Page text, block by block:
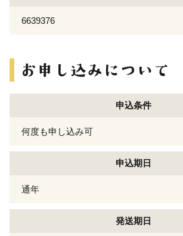
6639376
申込条件
何度も申し込み可
申込期日
通年
発送期日